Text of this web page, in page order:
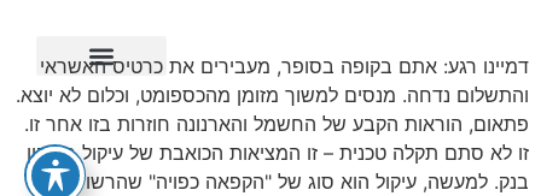
דמיינו רגע: אתם בקופה בסופר, מעבירים את כרטיס האשראי
והתשלום נדחה. מנסים למשוך מזומן מהכספומט, וכלום לא יוצא.
פתאום, הוראות הקבע של החשמל והארנונה חוזרות בזו אחר זו.
זו לא סתם תקלה טכנית – זו המציאות הכואבת של עיקול חשבון
בנק. למעשה, עיקול הוא סוג של "הקפאה כפויה" שהרשויות